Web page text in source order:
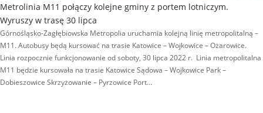
Metrolinia M11 połączy kolejne gminy z portem lotniczym.
Wyruszy w trasę 30 lipca
Górnośląsko-Zagłębiowska Metropolia uruchamia kolejną linię metropolitalną –
M11. Autobusy będą kursować na trasie Katowice – Wojkowice – Ożarowice.
Linia rozpocznie funkcjonowanie od soboty, 30 lipca 2022 r. Linia metropolitalna
M11 będzie kursowała na trasie Katowice Sądowa – Wojkowice Park –
Dobieszowice Skrzyżowanie – Pyrzowice Port…